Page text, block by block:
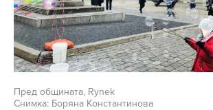
Пред общината, Rynek
Снимка: Боряна Константинова